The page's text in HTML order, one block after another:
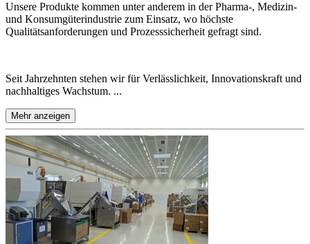
Unsere Produkte kommen unter anderem in der Pharma-, Medizin-
und Konsumgüterindustrie zum Einsatz, wo höchste
Qualitätsanforderungen und Prozesssicherheit gefragt sind.
Seit Jahrzehnten stehen wir für Verlässlichkeit, Innovationskraft und
nachhaltiges Wachstum. ...
Mehr anzeigen